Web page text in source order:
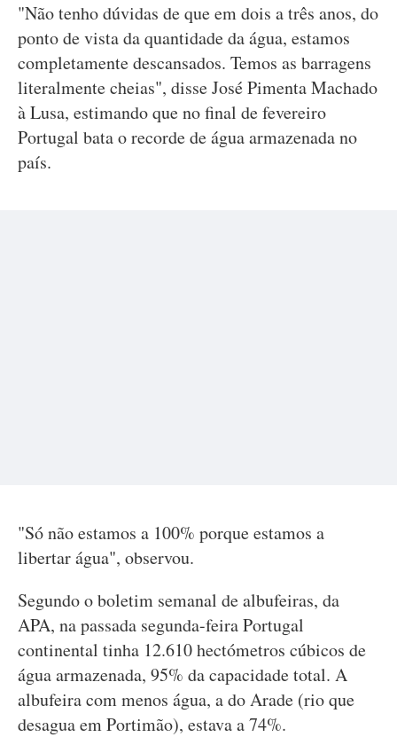
"Não tenho dúvidas de que em dois a três anos, do
ponto de vista da quantidade da água, estamos
completamente descansados. Temos as barragens
literalmente cheias", disse José Pimenta Machado
à Lusa, estimando que no final de fevereiro
Portugal bata o recorde de água armazenada no
país.
"Só não estamos a 100% porque estamos a
libertar água", observou.
Segundo o boletim semanal de albufeiras, da
APA, na passada segunda-feira Portugal
continental tinha 12.610 hectómetros cúbicos de
água armazenada, 95% da capacidade total. A
albufeira com menos água, a do Arade (rio que
desagua em Portimão), estava a 74%.